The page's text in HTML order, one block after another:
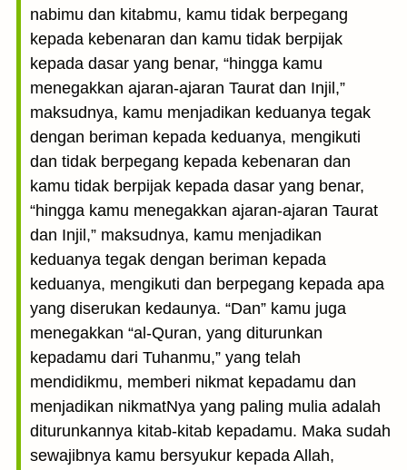
nabimu dan kitabmu, kamu tidak berpegang
kepada kebenaran dan kamu tidak berpijak
kepada dasar yang benar, “hingga kamu
menegakkan ajaran-ajaran Taurat dan Injil,”
maksudnya, kamu menjadikan keduanya tegak
dengan beriman kepada keduanya, mengikuti
dan tidak berpegang kepada kebenaran dan
kamu tidak berpijak kepada dasar yang benar,
“hingga kamu menegakkan ajaran-ajaran Taurat
dan Injil,” maksudnya, kamu menjadikan
keduanya tegak dengan beriman kepada
keduanya, mengikuti dan berpegang kepada apa
yang diserukan kedaunya. “Dan” kamu juga
menegakkan “al-Quran, yang diturunkan
kepadamu dari Tuhanmu,” yang telah
mendidikmu, memberi nikmat kepadamu dan
menjadikan nikmatNya yang paling mulia adalah
diturunkannya kitab-kitab kepadamu. Maka sudah
sewajibnya kamu bersyukur kepada Allah,